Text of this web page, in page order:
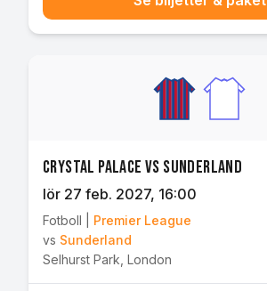
Crystal Palace vs Sunderland
lör 27 feb. 2027, 16:00
Fotboll
Premier League
vs Sunderland
Selhurst Park London